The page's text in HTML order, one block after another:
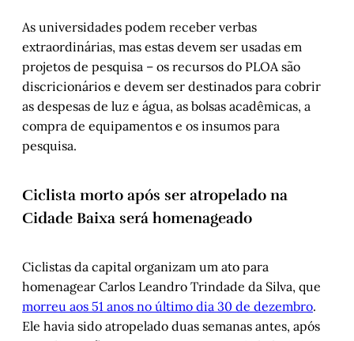
As universidades podem receber verbas
extraordinárias, mas estas devem ser usadas em
projetos de pesquisa – os recursos do PLOA são
discricionários e devem ser destinados para cobrir
as despesas de luz e água, as bolsas acadêmicas, a
compra de equipamentos e os insumos para
pesquisa.
Ciclista morto após ser atropelado na
Cidade Baixa será homenageado
Ciclistas da capital organizam um ato para
homenagear Carlos Leandro Trindade da Silva, que
morreu aos 51 anos no último dia 30 de dezembro.
Ele havia sido atropelado duas semanas antes, após